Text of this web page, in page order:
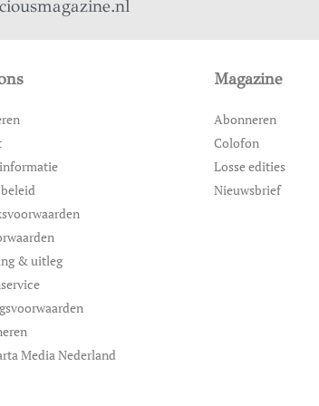
& uitleg
Media Nederland
Magazine
Abonneren
Colofon
Losse edities
Nieuwsbrief